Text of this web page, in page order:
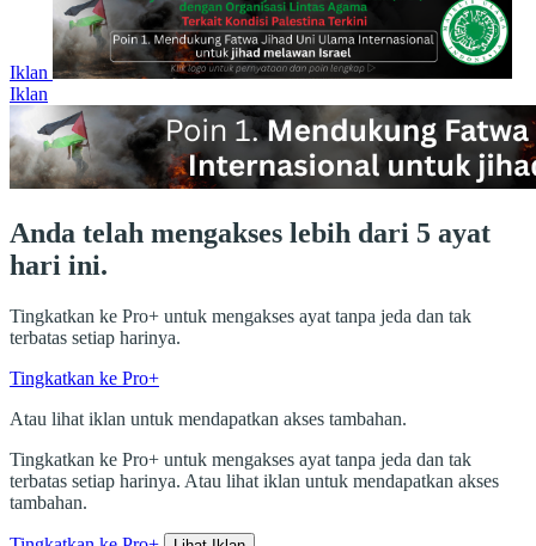
Iklan
Iklan
Anda telah mengakses lebih dari 5 ayat
hari ini.
Tingkatkan ke Pro+ untuk mengakses ayat tanpa jeda dan tak
terbatas setiap harinya.
Tingkatkan ke Pro+
Atau lihat iklan untuk mendapatkan akses tambahan.
Tingkatkan ke Pro+ untuk mengakses ayat tanpa jeda dan tak
terbatas setiap harinya. Atau lihat iklan untuk mendapatkan akses
tambahan.